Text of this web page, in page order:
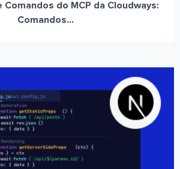
do MCP da Cloudways:
Comandos...